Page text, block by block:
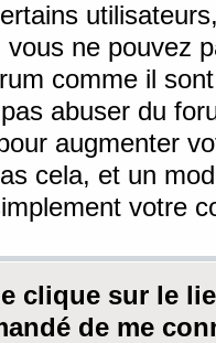
vous ne pouvez
comme il
abuser du
augmenter
cela, et un
votre
clique sur le
de me